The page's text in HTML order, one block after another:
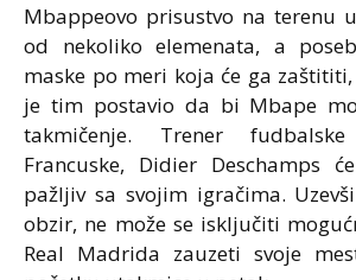
Mbappeovo prisustvo na terenu
od nekoliko elemenata, a
maske po meri koja će ga
je tim postavio da bi Mbape
takmičenje. Trener fudbalske
Francuske, Didier Deschamps
pažljiv sa svojim igračima.
obzir, ne može se isključiti
Real Madrida zauzeti svoje